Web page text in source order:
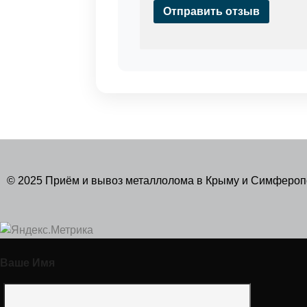
Отправить отзыв
© 2025 Приём и вывоз металлолома в Крыму и
Ваше Имя